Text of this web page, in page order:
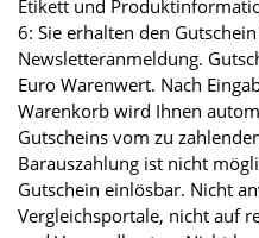
Etikett und
6: Sie erhalten den
Newsletteranmeldung.
Euro Warenwert. Nach
Warenkorb wird Ihnen
Gutscheins vom zu
Barauszahlung ist nicht
Gutschein einlösbar. Nicht
Vergleichsportale, nicht auf